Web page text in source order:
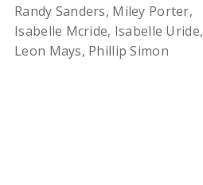
Randy Sanders, Miley Porter,
Isabelle Mcride, Isabelle Uride,
Leon Mays, Phillip Simon